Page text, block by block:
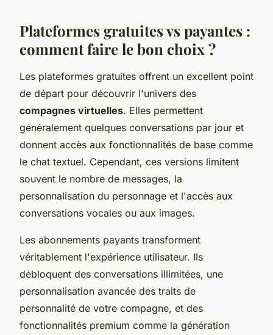
Plateformes gratuites vs payantes :
comment faire le bon choix ?
Les plateformes gratuites offrent un excellent point
de départ pour découvrir l'univers des
compagnes virtuelles. Elles permettent
généralement quelques conversations par jour et
donnent accès aux fonctionnalités de base comme
le chat textuel. Cependant, ces versions limitent
souvent le nombre de messages, la
personnalisation du personnage et l'accès aux
conversations vocales ou aux images.
Les abonnements payants transforment
véritablement l'expérience utilisateur. Ils
débloquent des conversations illimitées, une
personnalisation avancée des traits de
personnalité de votre compagne, et des
fonctionnalités premium comme la génération